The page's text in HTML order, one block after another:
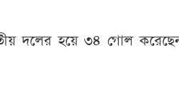
দলের হয়ে ৩৪ গোল